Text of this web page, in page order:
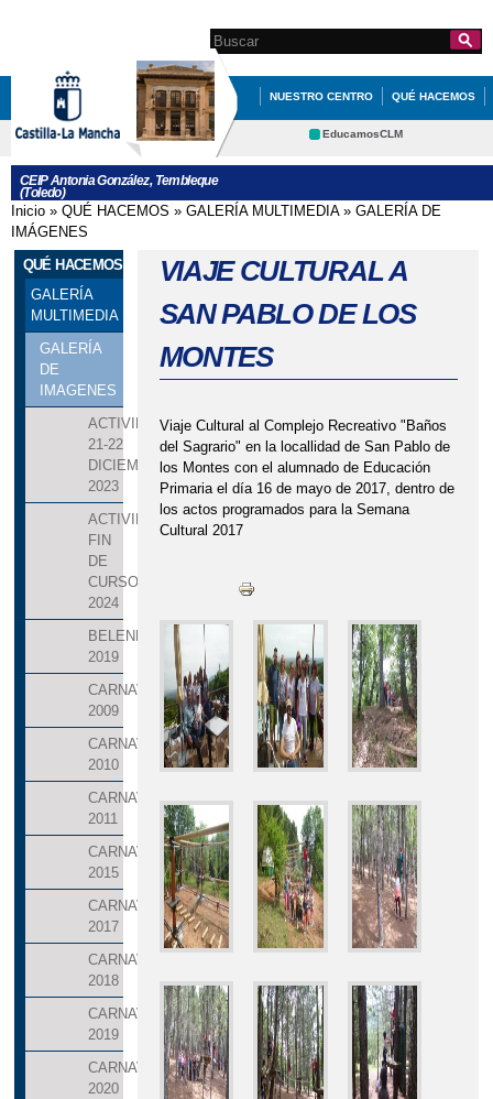
contenido
principal
Formulario de
búsqueda
Search this site
NUESTRO CENTRO QUÉ HACEMOS
EDUCACIÓN INFORMATE
EducamosCLM
Deportes CRFP
CEIP Antonia González, Tembleque
(Toledo)
Se encuentra usted aquí
Inicio » QUÉ HACEMOS » GALERÍA MULTIMEDIA» GALERÍA DE
IMÁGENES
QUÉ HACEMOS
GALERÍA
MULTIMEDIA
GALERÍA
DE
IMAGENES
ACTIVIDADES
21-22
DICIEMBRE
2023
ACTIVIDADES
FIN
DE
CURSO
2024
BELENES
2019
CARNAVALES
2009
CARNAVALES
2010
CARNAVALES
2011
CARNAVALES
2015
CARNAVALES
2017
CARNAVALES
2018
CARNAVALES
2019
CARNAVALES
2020
VIAJE CULTURAL A
SAN PABLO DE LOS
MONTES
Viaje Cultural al Complejo Recreativo "Baños
del Sagrario" en la locallidad de San Pablo de
los Montes con el alumnado de Educación
Primaria el día 16 de mayo de 2017, dentro de
los actos programados para la Semana
Cultural 2017